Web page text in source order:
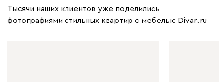
Тысячи наших клиентов уже поделились
фотографиями стильных квартир с мебелью Divan.ru